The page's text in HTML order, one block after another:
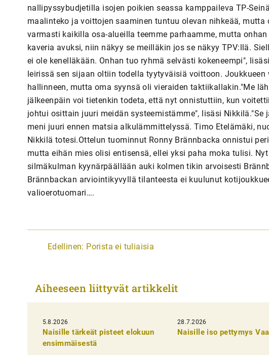
nallipyssybudjetilla isojen poikien seassa kamppaileva TP-
maalinteko ja voittojen saaminen tuntuu olevan nihkeää,
varmasti kaikilla osa-alueilla teemme parhaamme, mutta
kaveria avuksi, niin näkyy se meilläkin jos se näkyy TPV:llä.
ei ole kenelläkään. Onhan tuo ryhmä selvästi kokeneempi",
leirissä sen sijaan oltiin todella tyytyväisiä voittoon.
hallinneen, mutta oma syynsä oli vieraiden taktiikallakin."Me
jälkeenpäin voi tietenkin todeta, että nyt onnistuttiin, kun
johtui osittain juuri meidän systeemistämme", lisäsi
meni juuri ennen matsia alkulämmittelyssä. Timo Etelämäki,
Nikkilä totesi.Ottelun tuominnut Ronny Brännbacka onnistui
mutta eihän mies olisi entisensä, ellei yksi paha moka tulisi.
silmäkulman kyynärpäällään auki kolmen tikin arvoisesti
Brännbackan arviointikyvyllä tilanteesta ei kuulunut
valioerotuomari….
A
i
k
e
Edellinen: Porista ei tuliaisia
Aiheeseen liittyvät artikkelit
5.8.2026
Naisille tärkeät pisteet elokuun
ensimmäisestä
28.7.2026
Naisille iso pettymys